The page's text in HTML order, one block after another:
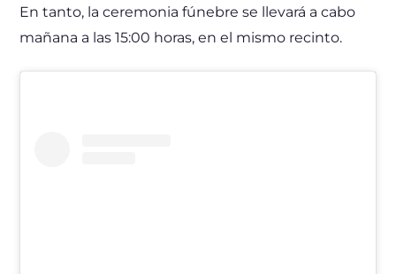
En tanto, la ceremonia fúnebre se llevará a cabo
mañana a las 15:00 horas, en el mismo recinto.